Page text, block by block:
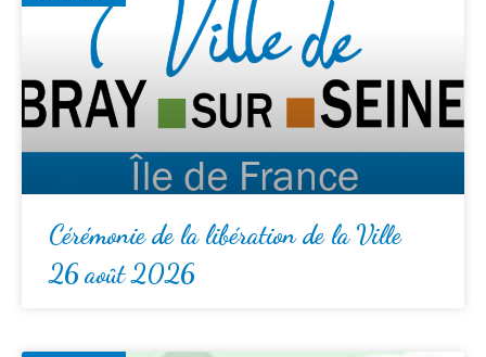
Cérémonie de la libération de la Ville
26 août 2026